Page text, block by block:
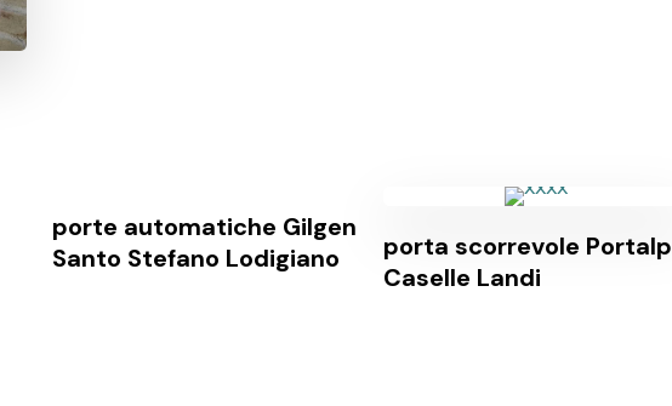
porte automatiche Gilgen
Santo Stefano Lodigiano
porta scorrevole Portalp
Caselle Landi